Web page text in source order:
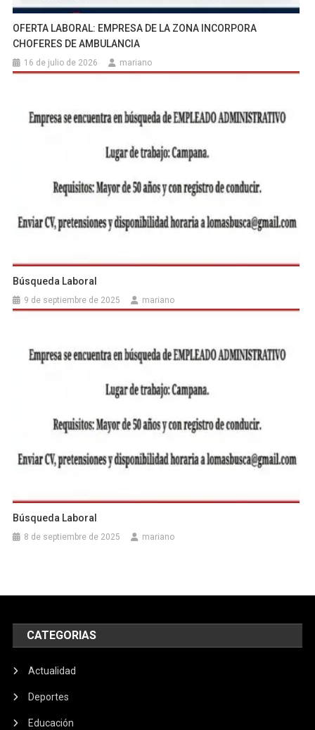
OFERTA LABORAL: EMPRESA DE LA ZONA INCORPORA
CHOFERES DE AMBULANCIA
16 de julio de 2026 mariano
Búsqueda Laboral
9 de septiembre de 2025 mariano
Búsqueda Laboral
8 de septiembre de 2025 mariano
CATEGORIAS
Actualidad
Deportes
Educación